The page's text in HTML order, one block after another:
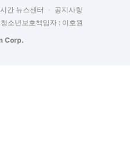
간 뉴스센터
공지사항
청소년보호책임자 : 이호원
Corp.